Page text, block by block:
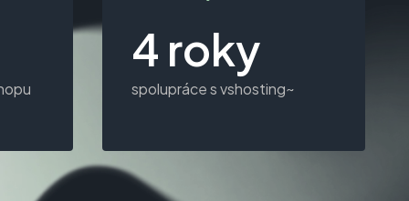
4 roky
spolupráce s vshosting~